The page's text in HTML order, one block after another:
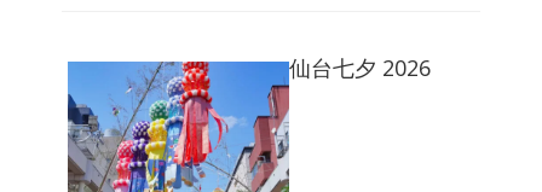
仙台七夕 2026